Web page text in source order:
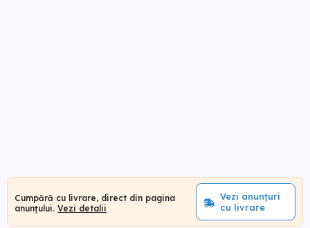
Cumpără cu livrare, direct din pagina
anunțului. Vezi detalii
Vezi anunțuri
cu livrare